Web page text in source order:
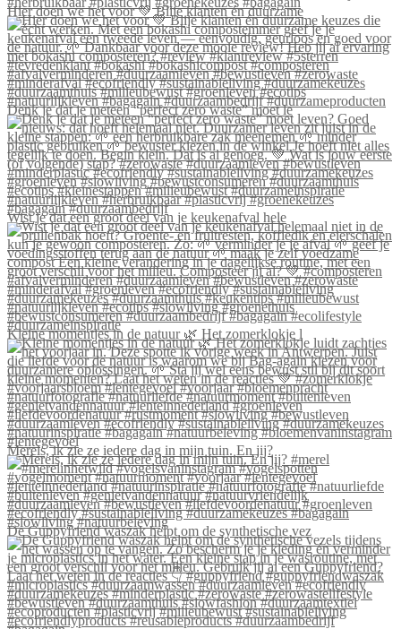
Hier doen we het voor 💚 Blije klanten én duurzame
Denk je dat je meteen “perfect zero waste” moet le
Wist je dat een groot deel van je keukenafval hele
Kleine momentjes in de natuur 🌿 Het zomerklokje l
Merels, ik zie ze iedere dag in mijn tuin. En jij?
De Guppyfriend waszak helpt om de synthetische vez